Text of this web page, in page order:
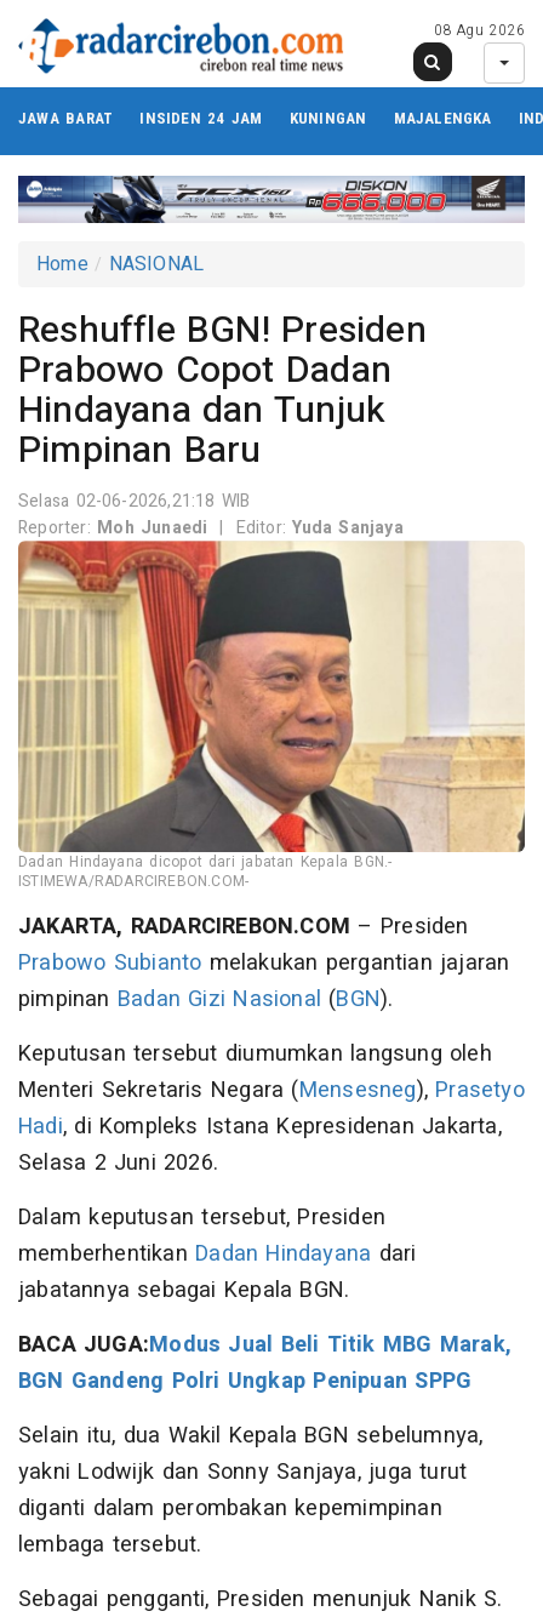
08 Agu 2026
JAWA BARAT INSIDEN 24 JAM KUNINGAN MAJALENGKA
Home NASIONAL
Reshuffle BGN! Presiden
Prabowo Copot Dadan
Hindayana dan Tunjuk
Pimpinan Baru
Selasa 02-06-2026,21:18 WIB
Reporter: Moh Junaedi | Editor:Yuda Sanjaya
Dadan Hindayana dicopot dari jabatan Kepala BGN.-
ISTIMEWA/RADARCIREBON.COM-
JAKARTA, RADARCIREBON.COM – Presiden
Prabowo Subianto melakukan pergantian jajaran
pimpinan Badan Gizi Nasional (BGN).
Keputusan tersebut diumumkan langsung oleh
Menteri Sekretaris Negara (Mensesneg), Prasetyo
Hadi, di Kompleks Istana Kepresidenan Jakarta,
Selasa 2 Juni 2026.
Dalam keputusan tersebut, Presiden
memberhentikan Dadan Hindayana dari
jabatannya sebagai Kepala BGN.
BACA JUGA:Modus Jual Beli Titik MBG Marak,
BGN Gandeng Polri Ungkap Penipuan SPPG
Selain itu, dua Wakil Kepala BGN sebelumnya,
yakni Lodwijk dan Sonny Sanjaya, juga turut
diganti dalam perombakan kepemimpinan
lembaga tersebut.
Sebagai pengganti, Presiden menunjuk Nanik S.